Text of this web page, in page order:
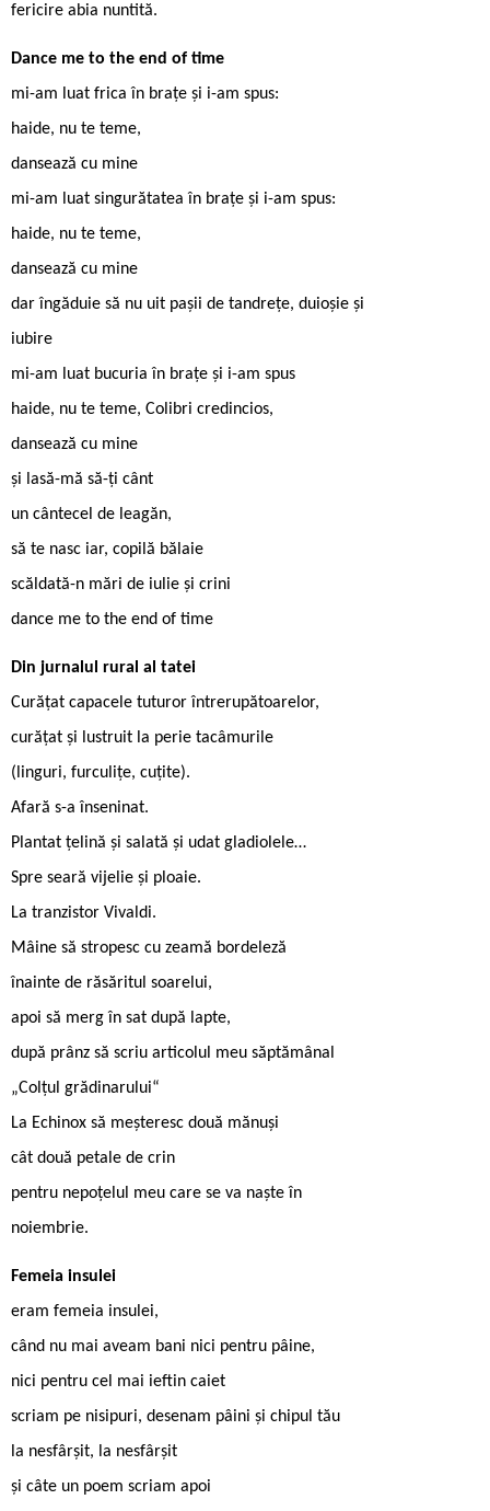
fericire abia nuntită.
Dance me to the end of time
mi-am luat frica în brațe și i-am spus:
haide, nu te teme,
dansează cu mine
mi-am luat singurătatea în brațe și i-am spus:
haide, nu te teme,
dansează cu mine
dar îngăduie să nu uit pașii de tandrețe, duioșie și
iubire
mi-am luat bucuria în brațe și i-am spus
haide, nu te teme, Colibri credincios,
dansează cu mine
și lasă-mă să-ți cânt
un cântecel de leagăn,
să te nasc iar, copilă bălaie
scăldată-n mări de iulie și crini
dance me to the end of time
Din jurnalul rural al tatei
Curățat capacele tuturor întrerupătoarelor,
curățat și lustruit la perie tacâmurile
(linguri, furculițe, cuțite).
Afară s-a înseninat.
Plantat țelină și salată și udat gladiolele…
Spre seară vijelie și ploaie.
La tranzistor Vivaldi.
Mâine să stropesc cu zeamă bordeleză
înainte de răsăritul soarelui,
apoi să merg în sat după lapte,
după prânz să scriu articolul meu săptămânal
„Colțul grădinarului“
La Echinox să meșteresc două mănuși
cât două petale de crin
pentru nepoțelul meu care se va naște în
noiembrie.
Femeia insulei
eram femeia insulei,
când nu mai aveam bani nici pentru pâine,
nici pentru cel mai ieftin caiet
scriam pe nisipuri, desenam pâini și chipul tău
la nesfârșit, la nesfârșit
și câte un poem scriam apoi